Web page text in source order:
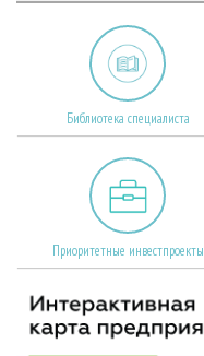
Библиотека специалиста
Приоритетные инвестпроекты